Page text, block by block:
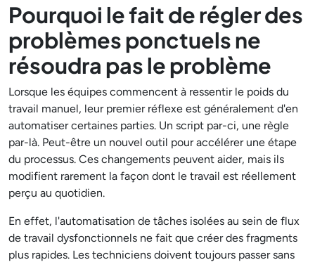
Pourquoi le fait de régler des
problèmes ponctuels ne
résoudra pas le problème
Lorsque les équipes commencent à ressentir le poids du
travail manuel, leur premier réflexe est généralement d'en
automatiser certaines parties. Un script par-ci, une règle
par-là. Peut-être un nouvel outil pour accélérer une étape
du processus. Ces changements peuvent aider, mais ils
modifient rarement la façon dont le travail est réellement
perçu au quotidien.
En effet, l'automatisation de tâches isolées au sein de flux
de travail dysfonctionnels ne fait que créer des fragments
plus rapides. Les techniciens doivent toujours passer sans